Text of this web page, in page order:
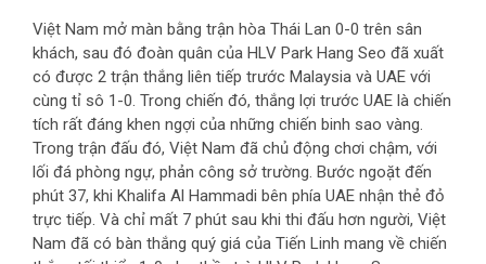
Việt Nam mở màn bằng trận hòa Thái Lan 0-0 trên sân
khách, sau đó đoàn quân của HLV Park Hang Seo đã xuất
có được 2 trận thắng liên tiếp trước Malaysia và UAE với
cùng tỉ sô 1-0. Trong chiến đó, thắng lợi trước UAE là chiến
tích rất đáng khen ngợi của những chiến binh sao vàng.
Trong trận đấu đó, Việt Nam đã chủ động chơi chậm, với
lối đá phòng ngự, phản công sở trường. Bước ngoặt đến
phút 37, khi Khalifa Al Hammadi bên phía UAE nhận thẻ đỏ
trực tiếp. Và chỉ mất 7 phút sau khi thi đấu hơn người, Việt
Nam đã có bàn thắng quý giá của Tiến Linh mang về chiến